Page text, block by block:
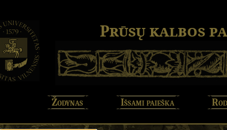
Prūsų kalbos
Žodynas Išsami paieška